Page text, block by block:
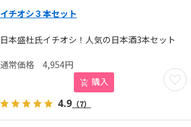
イチオシ３本セット
日本盛杜氏イチオシ！人気の日本酒3本セット
お気
4,954円
購入
4.9 （7）